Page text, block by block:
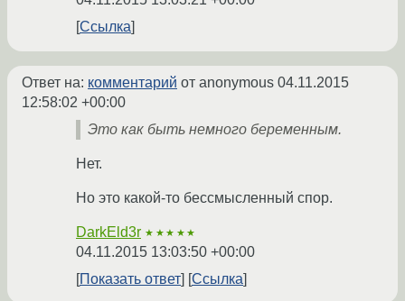
Ссылка
Ответ на: комментарий от anonymous 04.11.2015
12:58:02 +00:00
Это как быть немного беременным.
Нет.
Но это какой-то бессмысленный спор.
DarkEld3r ★★★★★
04.11.2015 13:03:50 +00:00
Показать ответ
Ссылка